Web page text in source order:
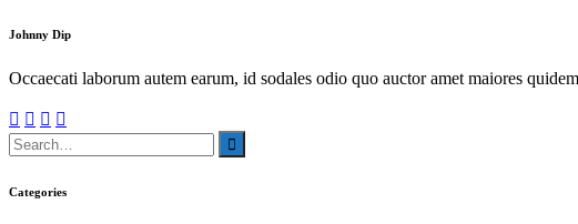
Johnny Dip
Occaecati laborum autem earum, id sodales odio quo auctor amet maiores
Categories